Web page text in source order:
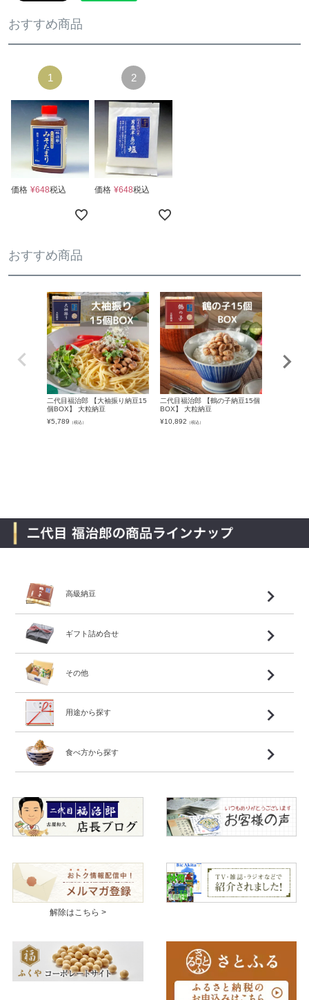
おすすめ商品
価格 ¥648税込 価格 ¥648税込
おすすめ商品
二代目福治郎 【大袖振り納豆15
個BOX】 大粒納豆
¥5,789 （税込）
二代目福治郎 【鶴の子納豆15個
BOX】 大粒納豆
¥10,892 （税込）
高級納豆
ギフト詰め合せ
その他
用途から探す
食べ方から探す
解除はこちら >